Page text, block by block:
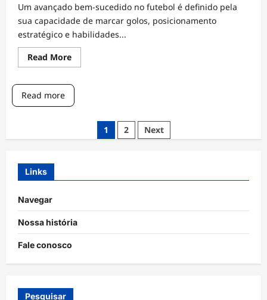
Um avançado bem-sucedido no futebol é definido pela
sua capacidade de marcar golos, posicionamento
estratégico e habilidades...
Read MoreRead
more
Avançado:
Marcação
golos,
Finalização
Read more
1 2 Next
Links
Navegar
Nossa história
Fale conosco
Pesquisar